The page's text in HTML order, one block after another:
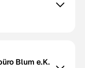
Blum e.K.